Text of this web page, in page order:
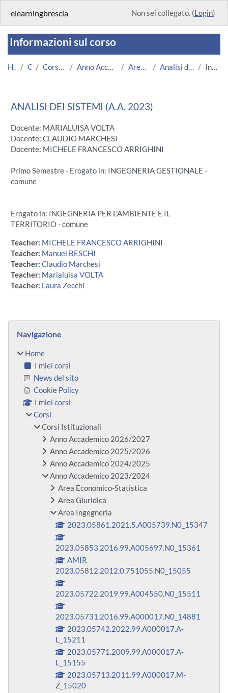
elearningbrescia Non sei collegato. (Login)
Informazioni sul corso
Home Corsi Corsi Istituzionali Anno Accademico 2023/2024 Area Ingegneria Analisi dei Sistemi (2023) Introduzione
ANALISI DEI SISTEMI (A.A. 2023)
Docente: MARIALUISA VOLTA
Docente: CLAUDIO MARCHESI
Docente: MICHELE FRANCESCO ARRIGHINI
Primo Semestre - Erogato in: INGEGNERIA GESTIONALE -
comune
Erogato in: INGEGNERIA PER L'AMBIENTE E IL
TERRITORIO - comune
Teacher: MICHELE FRANCESCO ARRIGHINI
Teacher: Manuel BESCHI
Teacher: Claudio Marchesi
Teacher: Marialuisa VOLTA
Teacher: Laura Zecchi
Blocchi
Navigazione
Home
I miei corsi
News del sito
Cookie Policy
I miei corsi
Corsi
Corsi Istituzionali
Anno Accademico 2026/2027
Anno Accademico 2025/2026
Anno Accademico 2024/2025
Anno Accademico 2023/2024
Area Economico-Statistica
Area Giuridica
Area Ingegneria
2023.05861.2021.5.A005739.N0_15347
2023.05853.2016.99.A005697.N0_15361
AMIR
2023.05812.2012.0.751055.N0_15055
2023.05722.2019.99.A004550.N0_15511
2023.05731.2016.99.A000017.N0_14881
2023.05742.2022.99.A000017.A-
L_15211
2023.05771.2009.99.A000017.A-
L_15155
2023.05713.2011.99.A000017.M-
Z_15020